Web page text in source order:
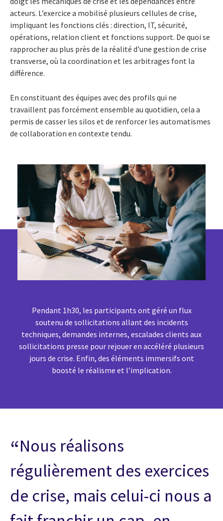
acteurs. L’exercice a mobilisé plusieurs cellules de crise,
impliquant les fonctions clés : direction, IT, sécurité,
opérations, relation client et fonctions support. De quoi se
rapprocher au plus près de la réalité d’une gestion de crise
transverse, où la coordination et les arbitrages font la
différence.
En constituant des équipes avec des profils qui ne
travaillent pas forcément ensemble au quotidien, cela a
permis de casser les silos et de renforcer les automatismes
de collaboration en contexte tendu.
Pendant 1h30, les participants ont géré un flux
soutenu de sollicitations allant des incidents
techniques, demandes internes, escalades clients aux
sollicitations presse pour rejouer en accéléré plusieurs
jours de crise. Enfin, des éléments immersifs ont
boosté le réalisme et l’implication.
Nous réalisons
régulièrement des exercices
de crise, mais celui-ci nous a